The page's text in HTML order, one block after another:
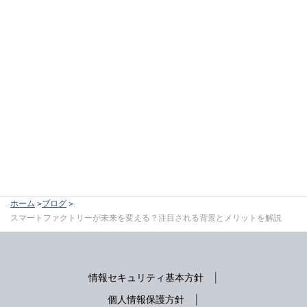
ホーム
ブログ
スマートファクトリーが未来を変える？注目される背景とメリットを解説
情報セキュリティ基本方針
個人情報保護方針